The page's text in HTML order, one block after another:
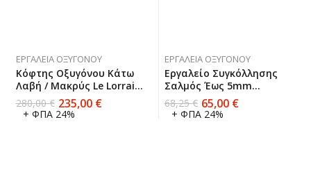
ΕΡΓΑΛΕΊΑ ΟΞΥΓΌΝΟΥ
Κόφτης Οξυγόνου Κάτω
Λαβή / Μακρύς Le Lorrain
Made In France
280,00€ 235,00 €
+ ΦΠΑ 24%
ΕΡΓΑΛΕΊΑ ΟΞΥΓΌΝΟΥ
Εργαλείο Συγκόλλησης
Σαλμός Έως 5mm
Mestriner Μade In Italy
68,25€ 65,00 €
+ ΦΠΑ 24%